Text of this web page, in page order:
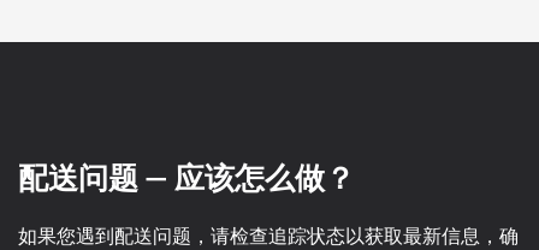
配送问题 — 应该怎么做？
如果您遇到配送问题，请检查追踪状态以获取最新信息，确